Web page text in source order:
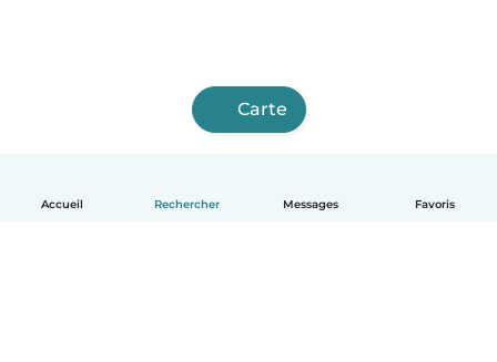
Accueil Rechercher Messages Favoris
Carte